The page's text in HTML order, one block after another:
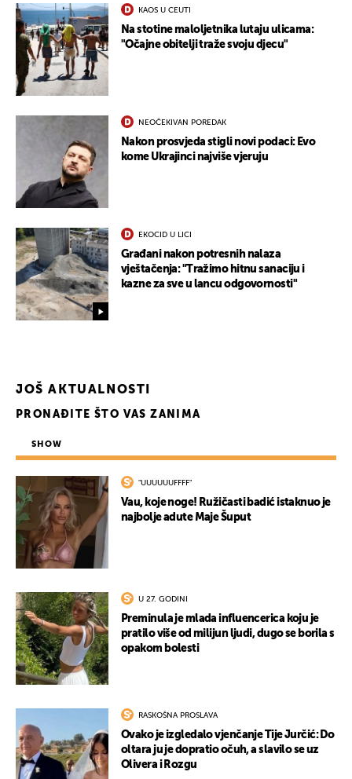
KAOS U CEUTI
Na stotine maloljetnika lutaju ulicama:
"Očajne obitelji traže svoju djecu"
NEOČEKIVAN POREDAK
Nakon prosvjeda stigli novi podaci: Evo
kome Ukrajinci najviše vjeruju
EKOCID U LICI
Građani nakon potresnih nalaza
vještačenja: "Tražimo hitnu sanaciju i
kazne za sve u lancu odgovornosti"
JOŠ AKTUALNOSTI
PRONAĐITE ŠTO VAS ZANIMA
SHOW
"UUUUUUFFFF"
Vau, koje noge! Ružičasti badić istaknuo je
najbolje adute Maje Šuput
U 27. GODINI
Preminula je mlada influencerica koju je
pratilo više od milijun ljudi, dugo se borila s
opakom bolesti
RASKOŠNA PROSLAVA
Ovako je izgledalo vjenčanje Tije Jurčić: Do
oltara ju je dopratio očuh, a slavilo se uz
Olivera i Rozgu
UKLJUČITE NOTIFIKACIJE